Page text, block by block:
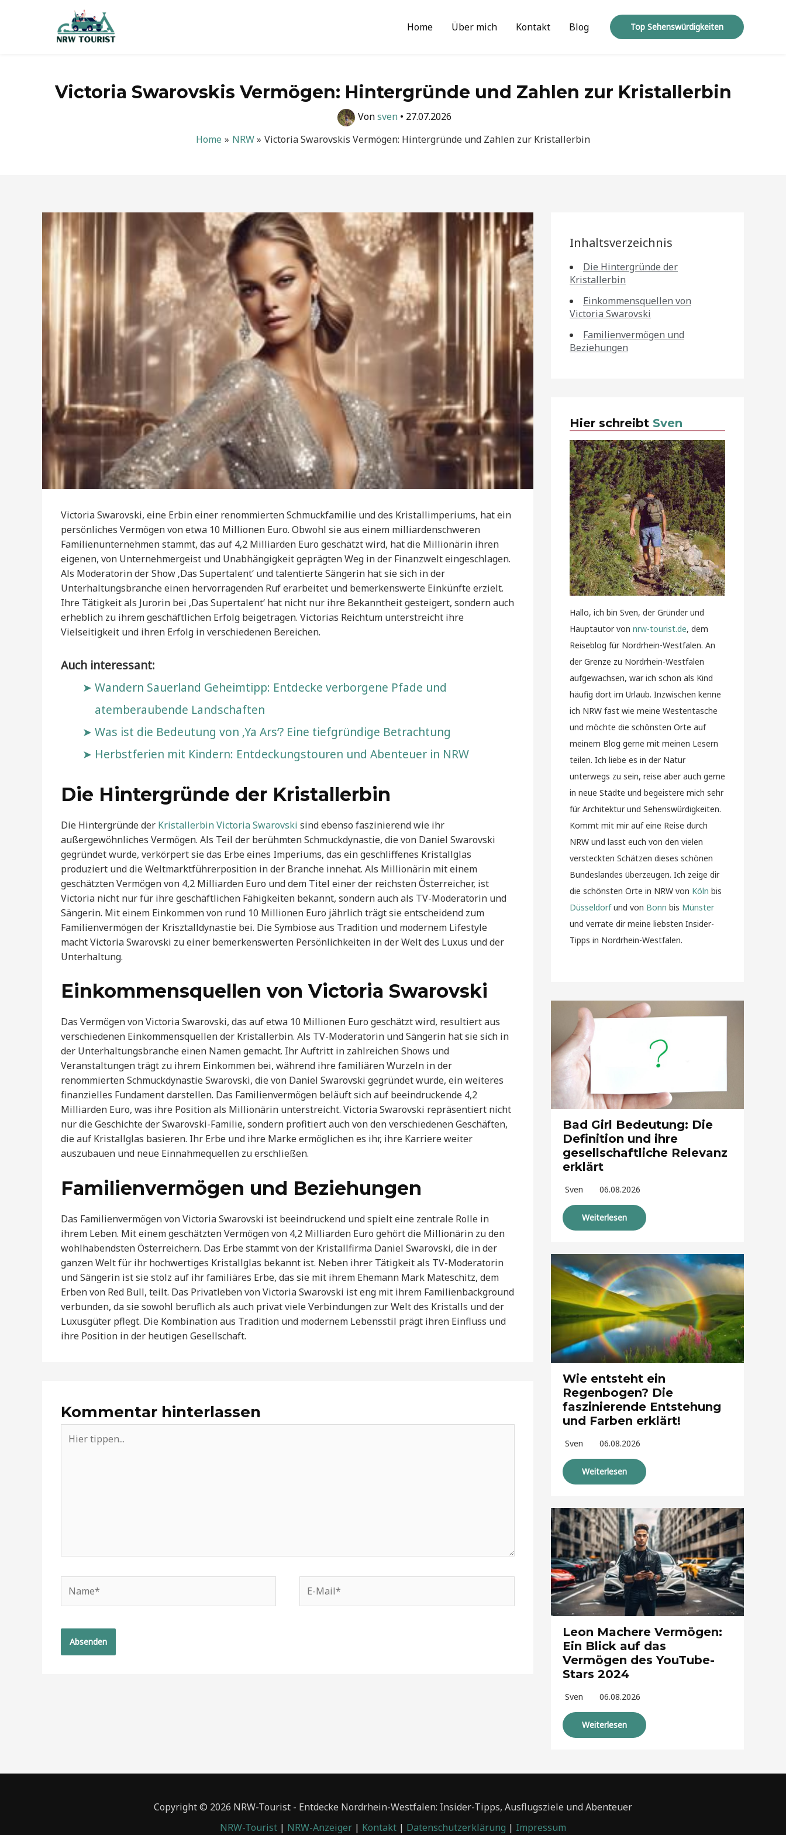
Home Über mich Kontakt Blog Top Sehenswürdigkeiten
Victoria Swarovskis Vermögen: Hintergründe und Zahlen zur Kristallerbin
Vonsven • 27.07.2026
Home
NRW Victoria Swarovskis Vermögen: Hintergründe und Zahlen zur Kristallerbin
Victoria Swarovski, eine Erbin einer renommierten Schmuckfamilie und des Kristallimperiums, hat ein
persönliches Vermögen von etwa 10 Millionen Euro. Obwohl sie aus einem milliardenschweren
Familienunternehmen stammt, das auf 4,2 Milliarden Euro geschätzt wird, hat die Millionärin ihren
eigenen, von Unternehmergeist und Unabhängigkeit geprägten Weg in der Finanzwelt eingeschlagen.
Als Moderatorin der Show ‚Das Supertalent‘ und talentierte Sängerin hat sie sich in der
Unterhaltungsbranche einen hervorragenden Ruf erarbeitet und bemerkenswerte Einkünfte erzielt.
Ihre Tätigkeit als Jurorin bei ‚Das Supertalent‘ hat nicht nur ihre Bekanntheit gesteigert, sondern auch
erheblich zu ihrem geschäftlichen Erfolg beigetragen. Victorias Reichtum unterstreicht ihre
Vielseitigkeit und ihren Erfolg in verschiedenen Bereichen.
Auch interessant:
Wandern Sauerland Geheimtipp: Entdecke verborgene Pfade und
atemberaubende Landschaften
Was ist die Bedeutung von ‚Ya Ars‘? Eine tiefgründige Betrachtung
Herbstferien mit Kindern: Entdeckungstouren und Abenteuer in NRW
Die Hintergründe der Kristallerbin
Die Hintergründe der Kristallerbin Victoria Swarovski sind ebenso faszinierend wie ihr
außergewöhnliches Vermögen. Als Teil der berühmten Schmuckdynastie, die von Daniel Swarovski
gegründet wurde, verkörpert sie das Erbe eines Imperiums, das ein geschliffenes Kristallglas
produziert und die Weltmarktführerposition in der Branche innehat. Als Millionärin mit einem
geschätzten Vermögen von 4,2 Milliarden Euro und dem Titel einer der reichsten Österreicher, ist
Victoria nicht nur für ihre geschäftlichen Fähigkeiten bekannt, sondern auch als TV-Moderatorin und
Sängerin. Mit einem Einkommen von rund 10 Millionen Euro jährlich trägt sie entscheidend zum
Familienvermögen der Krisztalldynastie bei. Die Symbiose aus Tradition und modernem Lifestyle
macht Victoria Swarovski zu einer bemerkenswerten Persönlichkeiten in der Welt des Luxus und der
Unterhaltung.
Einkommensquellen von Victoria Swarovski
Das Vermögen von Victoria Swarovski, das auf etwa 10 Millionen Euro geschätzt wird, resultiert aus
verschiedenen Einkommensquellen der Kristallerbin. Als TV-Moderatorin und Sängerin hat sie sich in
der Unterhaltungsbranche einen Namen gemacht. Ihr Auftritt in zahlreichen Shows und
Veranstaltungen trägt zu ihrem Einkommen bei, während ihre familiären Wurzeln in der
renommierten Schmuckdynastie Swarovski, die von Daniel Swarovski gegründet wurde, ein weiteres
finanzielles Fundament darstellen. Das Familienvermögen beläuft sich auf beeindruckende 4,2
Milliarden Euro, was ihre Position als Millionärin unterstreicht. Victoria Swarovski repräsentiert nicht
nur die Geschichte der Swarovski-Familie, sondern profitiert auch von den verschiedenen Geschäften,
die auf Kristallglas basieren. Ihr Erbe und ihre Marke ermöglichen es ihr, ihre Karriere weiter
auszubauen und neue Einnahmequellen zu erschließen.
Familienvermögen und Beziehungen
Das Familienvermögen von Victoria Swarovski ist beeindruckend und spielt eine zentrale Rolle in
ihrem Leben. Mit einem geschätzten Vermögen von 4,2 Milliarden Euro gehört die Millionärin zu den
wohlhabendsten Österreichern. Das Erbe stammt von der Kristallfirma Daniel Swarovski, die in der
ganzen Welt für ihr hochwertiges Kristallglas bekannt ist. Neben ihrer Tätigkeit als TV-Moderatorin
und Sängerin ist sie stolz auf ihr familiäres Erbe, das sie mit ihrem Ehemann Mark Mateschitz, dem
Erben von Red Bull, teilt. Das Privatleben von Victoria Swarovski ist eng mit ihrem Familienbackground
verbunden, da sie sowohl beruflich als auch privat viele Verbindungen zur Welt des Kristalls und der
Luxusgüter pflegt. Die Kombination aus Tradition und modernem Lebensstil prägt ihren Einfluss und
ihre Position in der heutigen Gesellschaft.
Kommentar hinterlassen
tippen...
Mail*
Inhaltsverzeichnis
Die Hintergründe der
Kristallerbin
Einkommensquellen von
Victoria Swarovski
Familienvermögen und
Beziehungen
Hier schreibt Sven
Hallo, ich bin Sven, der Gründer und
Hauptautor von nrw-tourist.de, dem
Reiseblog für Nordrhein-Westfalen. An
der Grenze zu Nordrhein-Westfalen
aufgewachsen, war ich schon als Kind
häufig dort im Urlaub. Inzwischen kenne
ich NRW fast wie meine Westentasche
und möchte die schönsten Orte auf
meinem Blog gerne mit meinen Lesern
teilen. Ich liebe es in der Natur
unterwegs zu sein, reise aber auch gerne
in neue Städte und begeistere mich sehr
für Architektur und Sehenswürdigkeiten.
Kommt mit mir auf eine Reise durch
NRW und lasst euch von den vielen
versteckten Schätzen dieses schönen
Bundeslandes überzeugen. Ich zeige dir
die schönsten Orte in NRW von Köln bis
Düsseldorfund von Bonn bis Münster
und verrate dir meine liebsten Insider-
Tipps in Nordrhein-Westfalen.
Bad Girl Bedeutung: Die
Definition und ihre
gesellschaftliche Relevanz
erklärt
Sven 06.08.2026
Weiterlesen
Wie entsteht ein
Regenbogen? Die
faszinierende Entstehung
und Farben erklärt!
Sven 06.08.2026
Weiterlesen
Leon Machere Vermögen:
Ein Blick auf das
Vermögen des YouTube-
Stars 2024
Sven 06.08.2026
Weiterlesen
Copyright © 2026 NRW-Tourist - Entdecke Nordrhein-Westfalen: Insider-Tipps, Ausflugsziele und Abenteuer
NRW-Tourist | NRW-Anzeiger | Kontakt | Datenschutzerklärung | Impressum